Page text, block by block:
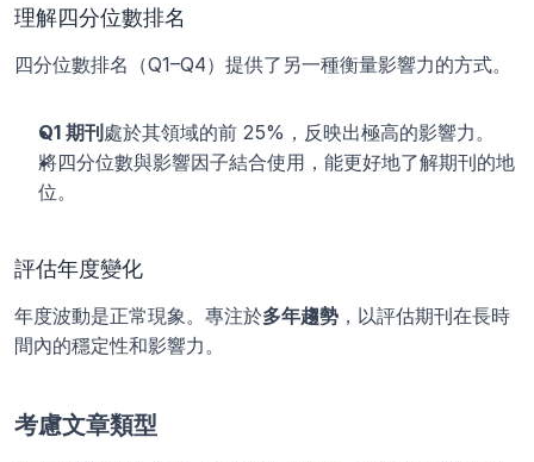
理解四分位數排名
四分位數排名（Q1–Q4）提供了另一種衡量影響力的方式。
Q1 期刊 處於其領域的前 25%，反映出極高的影響力。
將四分位數與影響因子結合使用，能更好地了解期刊的地
位。
評估年度變化
年度波動是正常現象。專注於多年趨勢 ，以評估期刊在長時
間內的穩定性和影響力。
考慮文章類型